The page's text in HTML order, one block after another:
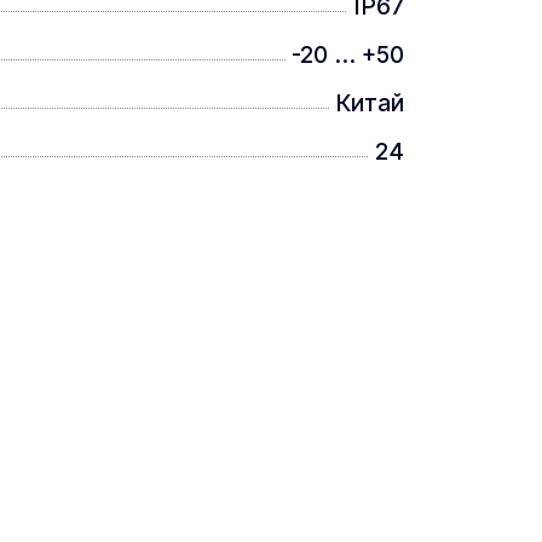
IP67
-20 ... +50
Китай
24